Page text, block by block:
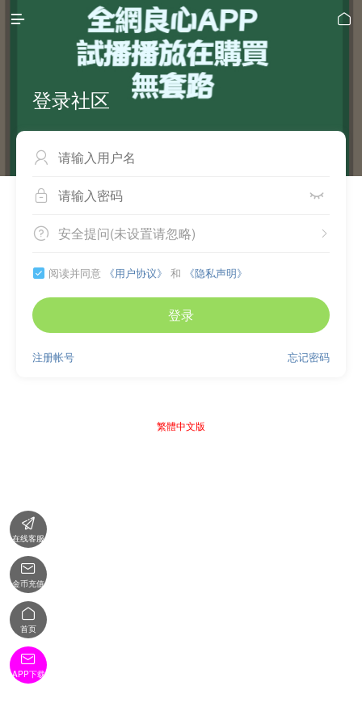
 
登录社区

 
 
安全提问(未设置请忽略)
 阅读并同意 《用户协议》 和 《隐私声明》
登录
忘记密码
注册帐号
繁體中文版

在线客服

金币充值

首页

APP下载